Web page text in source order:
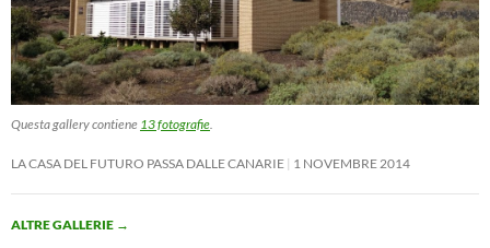
Questa gallery contiene 13 fotografie
LA CASA DEL FUTURO PASSA DALLE CANARIE 1 NOVEMBRE 2014
ALTRE GALLERIE →